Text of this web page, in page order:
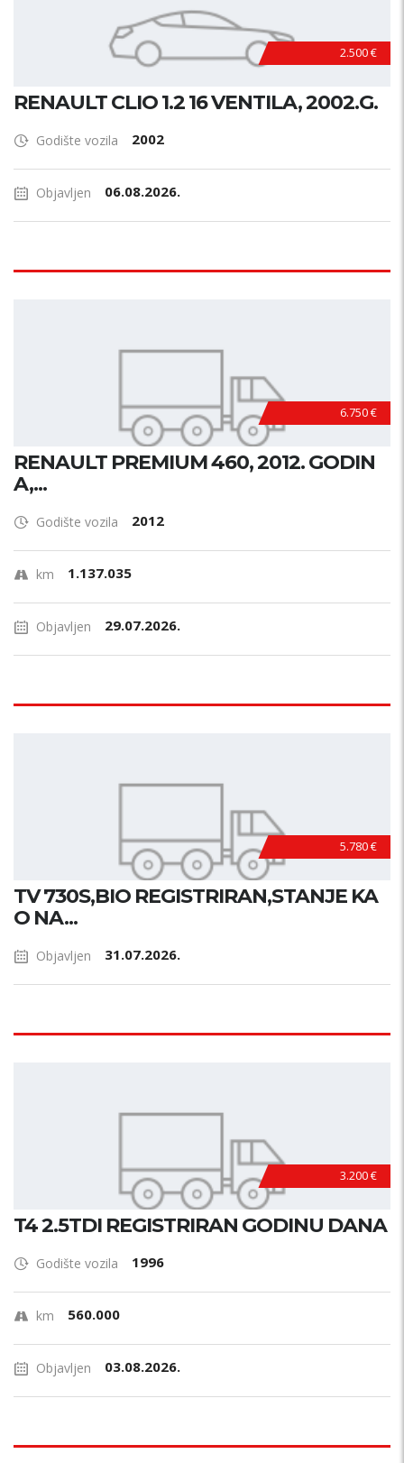
2.500 €
RENAULT CLIO 1.2 16 VENTILA, 2002.G.
Godište vozila 2002
Objavljen 06.08.2026.
6.750 €
RENAULT PREMIUM 460, 2012. GODIN
A,...
Godište vozila 2012
km 1.137.035
Objavljen 29.07.2026.
5.780 €
TV 730S,BIO REGISTRIRAN,STANJE KA
O NA...
Objavljen 31.07.2026.
3.200 €
T4 2.5TDI REGISTRIRAN GODINU DANA
Godište vozila 1996
km 560.000
Objavljen 03.08.2026.